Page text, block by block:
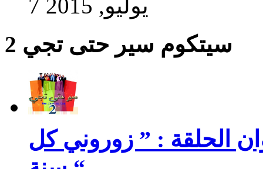
7 يوليو, 2015
سيتكوم سير حتى تجي 2
حتى تجي 2 : عنوان الحلقة : ” زوروني كل